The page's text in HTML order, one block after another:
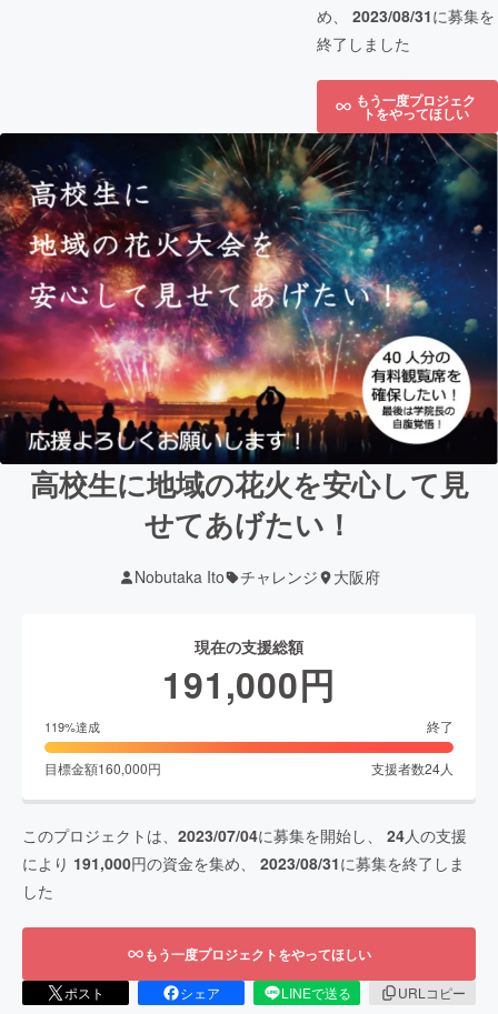
め、 2023/08/31に募集を
終了しました
もう一度プロジェク
トをやってほしい
高校生に地域の花火を安心して見
せてあげたい！
Nobutaka Ito チャレンジ 大阪府
現在の支援総額
191,000円
119%達成 終了
目標金額160,000円 支援者数24人
このプロジェクトは、 2023/07/04に募集を開始し、 24人の支援
により 191,000円の資金を集め、 2023/08/31に募集を終了しま
した
もう一度プロジェクトをやってほしい
ポスト シェア LINEで送る
URLコピー